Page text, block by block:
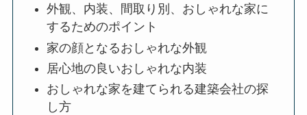
外観、内装、間取り別、おしゃれな家に
するためのポイント
家の顔となるおしゃれな外観
居心地の良いおしゃれな内装
おしゃれな家を建てられる建築会社の探
し方